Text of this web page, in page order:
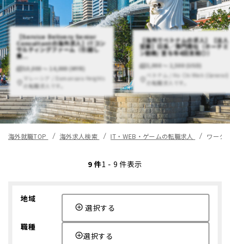
【Service Delivery Senior
Consultantの海外求人】ITコン
サルティングファーム（引越し
費...
10,000 〜 14,000 (MYR)
マレーシア / Damansara Heights
の転職求人です。
【海外でベトナムの求人】【法人
営業】日系／専門商社（ホーチミ
ン勤務/ 賞与年4回支給◎）
2,000 〜 2,500 (USD)
ベトナム / Ho Chi Minh (General)
の転職求人です。
海外就職TOP 海外求人検索 IT・WEB・ゲームの転職求人 ワーク
9 件1 - 9 件表示
地域
選択する
職種
選択する